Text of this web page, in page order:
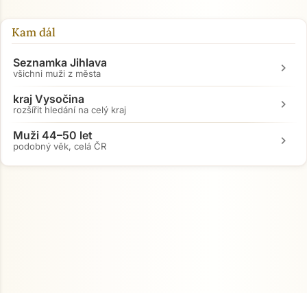
Kam dál
Seznamka Jihlava
všichni muži z města chevron_right
kraj Vysočina
rozšířit hledání na celý kraj chevron_right
Muži 44–50 let
podobný věk, celá ČR chevron_right